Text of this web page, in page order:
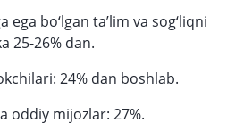
bo‘lgan ta’lim va sog‘liqni
25-26% dan.
24% dan boshlab.
oddiy mijozlar: 27%.